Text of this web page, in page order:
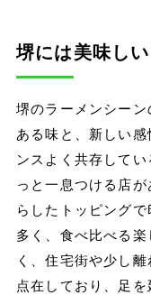
堺には美味し
堺のラーメンシー
ある味と、新しい
ンスよく共存して
っと一息つける店
らしたトッピング
多く、食べ比べる
く、住宅街や少し
点在しており、足